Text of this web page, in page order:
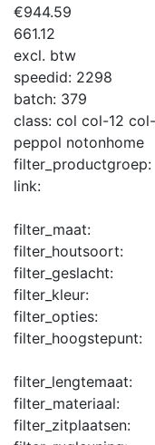
€944.59
661.12
excl. btw
speedid: 2298
batch: 379
class: col col-12
peppol notonhome
filter_productgroep:
link:
filter_maat:
filter_houtsoort:
filter_geslacht:
filter_kleur:
filter_opties:
filter_hoogstepunt:
filter_lengtemaat:
filter_materiaal:
filter_zitplaatsen: